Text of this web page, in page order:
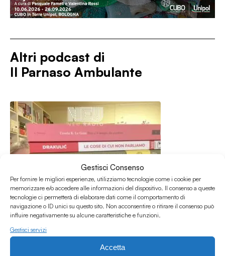
Gestisci Consenso
Per fornire le migliori esperienze, utilizziamo tecnologie come i cookie per
memorizzare e/o accedere alle informazioni del dispositivo. Il consenso a queste
tecnologie ci permetterà di elaborare dati come il comportamento di
navigazione o ID unici su questo sito. Non acconsentire o ritirare il consenso può
influire negativamente su alcune caratteristiche e funzioni.
Gestisci servizi
Accetta
Altri podcast di
Il Parnaso Ambulante